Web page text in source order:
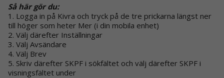
Så här gör du:
1. Logga in på Kivra och tryck på de tre prickarna längst ner
till höger som heter Mer (i din mobila enhet)
2. Välj därefter Inställningar
3. Välj Avsändare
4. Välj Brev
5. Skriv därefter SKPF i sökfältet och välj därefter SKPF i
visningsfältet under